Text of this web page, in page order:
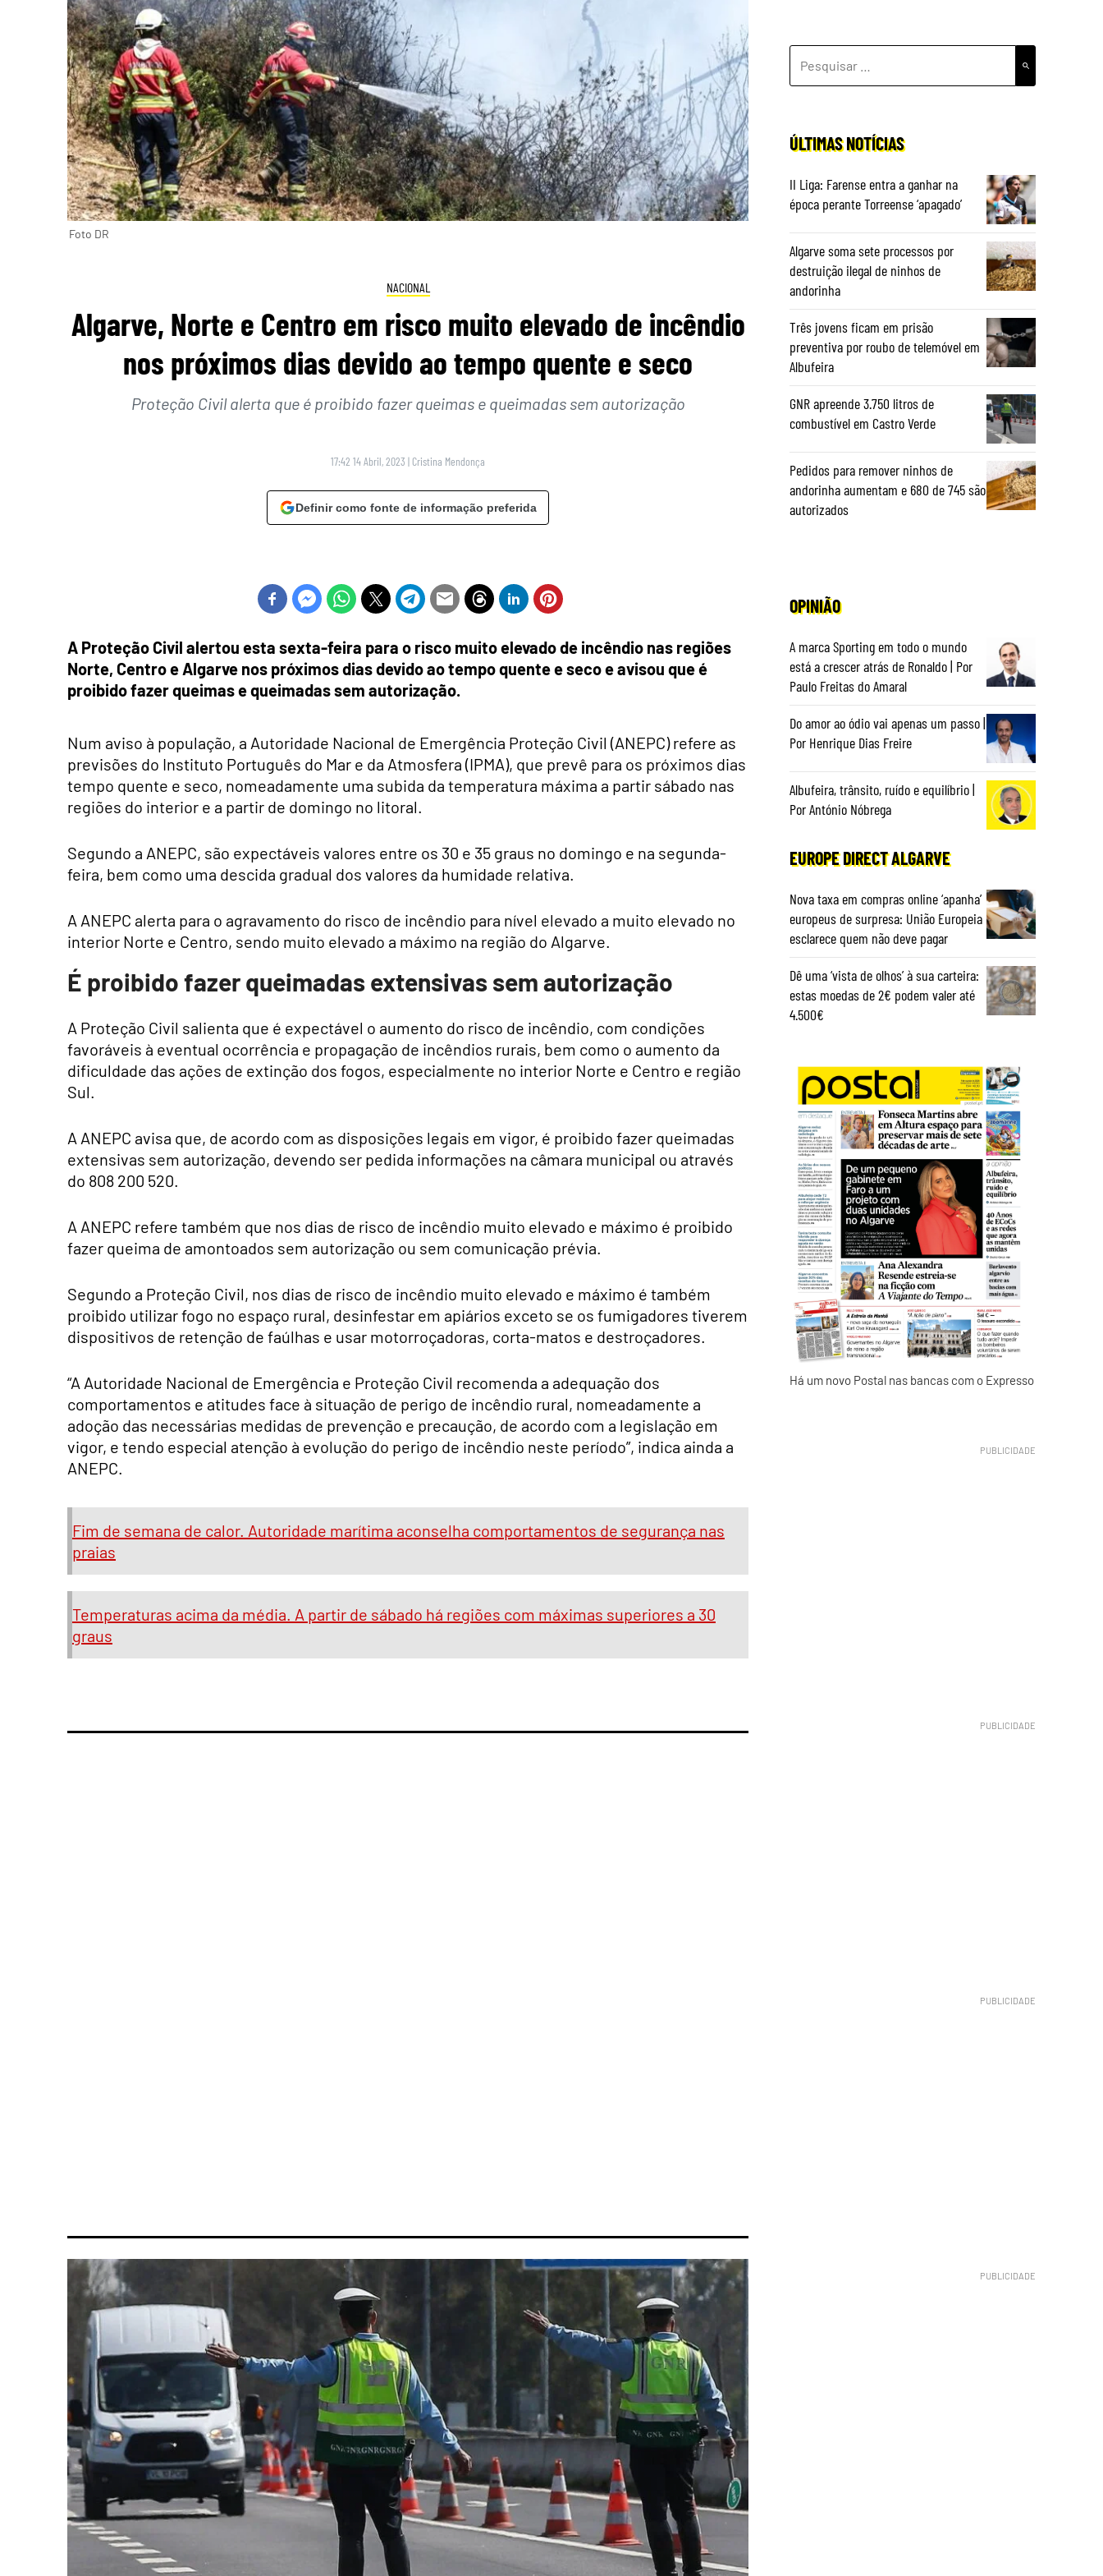
Foto DR
NACIONAL
Algarve, Norte e Centro em risco muito elevado de incêndio
nos próximos dias devido ao tempo quente e seco
Proteção Civil alerta que é proibido fazer queimas e queimadas sem autorização
17:42 14 Abril, 2023 | Cristina Mendonça
Definir como fonte de informação preferida
A Proteção Civil alertou esta sexta-feira para o risco muito elevado de incêndio nas regiões
Norte, Centro e Algarve nos próximos dias devido ao tempo quente e seco e avisou que é
proibido fazer queimas e queimadas sem autorização.
Num aviso à população, a Autoridade Nacional de Emergência Proteção Civil (ANEPC) refere as
previsões do Instituto Português do Mar e da Atmosfera (IPMA), que prevê para os próximos dias
tempo quente e seco, nomeadamente uma subida da temperatura máxima a partir sábado nas
regiões do interior e a partir de domingo no litoral.
Segundo a ANEPC, são expectáveis valores entre os 30 e 35 graus no domingo e na segunda-
feira, bem como uma descida gradual dos valores da humidade relativa.
A ANEPC alerta para o agravamento do risco de incêndio para nível elevado a muito elevado no
interior Norte e Centro, sendo muito elevado a máximo na região do Algarve.
É proibido fazer queimadas extensivas sem autorização
A Proteção Civil salienta que é expectável o aumento do risco de incêndio, com condições
favoráveis à eventual ocorrência e propagação de incêndios rurais, bem como o aumento da
dificuldade das ações de extinção dos fogos, especialmente no interior Norte e Centro e região
Sul.
A ANEPC avisa que, de acordo com as disposições legais em vigor, é proibido fazer queimadas
extensivas sem autorização, devendo ser pedida informações na câmara municipal ou através
do 808 200 520.
A ANEPC refere também que nos dias de risco de incêndio muito elevado e máximo é proibido
fazer queima de amontoados sem autorização ou sem comunicação prévia.
Segundo a Proteção Civil, nos dias de risco de incêndio muito elevado e máximo é também
proibido utilizar fogo no espaço rural, desinfestar em apiários exceto se os fumigadores tiverem
dispositivos de retenção de faúlhas e usar motorroçadoras, corta-matos e destroçadores.
“A Autoridade Nacional de Emergência e Proteção Civil recomenda a adequação dos
comportamentos e atitudes face à situação de perigo de incêndio rural, nomeadamente a
adoção das necessárias medidas de prevenção e precaução, de acordo com a legislação em
vigor, e tendo especial atenção à evolução do perigo de incêndio neste período”, indica ainda a
ANEPC.
Fim de semana de calor. Autoridade marítima aconselha comportamentos de segurança nas
praias
Temperaturas acima da média. A partir de sábado há regiões com máximas superiores a 30
graus
POR:
ÚLTIMAS NOTÍCIAS
II Liga: Farense entra a ganhar na
época perante Torreense ‘apagado’
Algarve soma sete processos por
destruição ilegal de ninhos de
andorinha
Três jovens ficam em prisão
preventiva por roubo de telemóvel em
Albufeira
GNR apreende 3.750 litros de
combustível em Castro Verde
Pedidos para remover ninhos de
andorinha aumentam e 680 de 745 são
autorizados
OPINIÃO
A marca Sporting em todo o mundo
está a crescer atrás de Ronaldo | Por
Paulo Freitas do Amaral
Do amor ao ódio vai apenas um passo |
Por Henrique Dias Freire
Albufeira, trânsito, ruído e equilíbrio |
Por António Nóbrega
EUROPE DIRECT ALGARVE
Nova taxa em compras online ‘apanha’
europeus de surpresa: União Europeia
esclarece quem não deve pagar
Dê uma ‘vista de olhos’ à sua carteira:
estas moedas de 2€ podem valer até
4.500€
Há um novo Postal nas bancas com o Expresso